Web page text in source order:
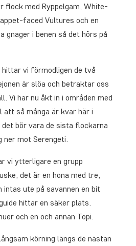
flock med Ryppelgam, White-
faced Vultures och en
gnager i benen så det hörs på
vi förmodligen de två
är slöa och betraktar oss
Vi har nu åkt in i områden med
att så många är kvar här i
det bör vara de sista flockarna
ner mot Serengeti.
vi ytterligare en grupp
det är en hona med tre,
intas ute på savannen en bit
hittar en säker plats.
och en och annan Topi.
körning längs de nästan